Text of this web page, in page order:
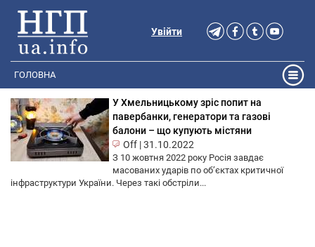
Увійти
ГОЛОВНА
У Хмельницькому зріс попит на
павербанки, генератори та газові
балони – що купують містяни
Off |31.10.2022
З 10 жовтня 2022 року Росія завдає
масованих ударів по обʼєктах критичної
інфраструктури України. Через такі обстріли...